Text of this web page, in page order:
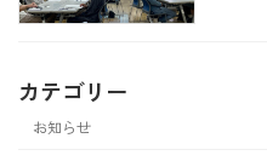
カテゴリー
お知らせ